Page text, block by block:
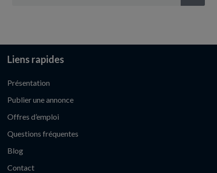
Liens rapides
Présentation
Publier une annonce
Offres d’emploi
Questions fréquentes
Blog
Contact